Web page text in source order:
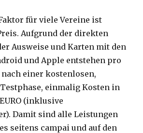
für viele Vereine ist
Aufgrund der direkten
Ausweise und Karten mit den
und Apple entstehen pro
einer kostenlosen,
einmalig Kosten in
(inklusive
Damit sind alle Leistungen
seitens campai und auf den